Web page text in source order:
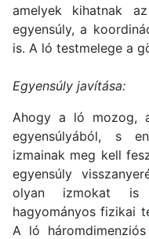
amelyek kihatnak
egyensúly, a
is. A ló testmelege a
Egyensúly javítása:
Ahogy a ló mozog,
egyensúlyából, s
izmainak meg kell
egyensúly
olyan izmokat is
hagyományos fizikai
A ló